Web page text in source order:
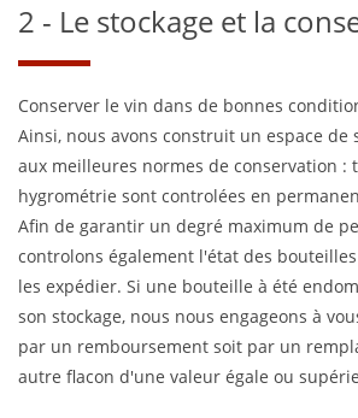
2 - Le stockage et la
Conserver le vin dans de bonnes
Ainsi, nous avons construit un espace de
aux meilleures normes de conservation :
hygrométrie sont controlées en
Afin de garantir un degré maximum de
controlons également l'état des
les expédier. Si une bouteille à été
son stockage, nous nous engageons à
par un remboursement soit par un
autre flacon d'une valeur égale ou